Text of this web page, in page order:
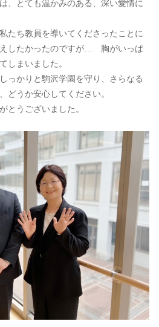
、とても温かみのある、深い愛情に
たち教員を導いてくださったことに
えしたかったのですが… 胸がいっぱ
しまいました。
っかりと駒沢学園を守り、さらなる
どうか安心してください。
とうございました。